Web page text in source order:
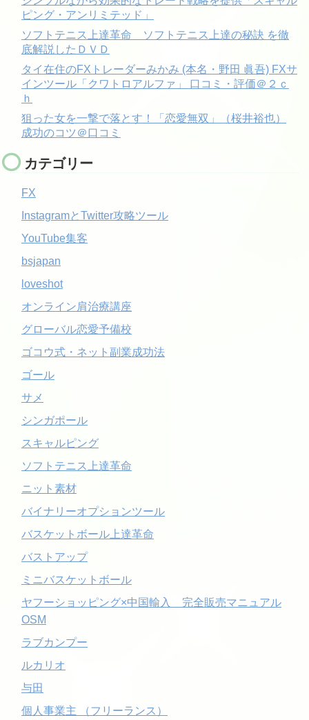
ピング・アンリミテッド」
ソフトテニス上達革命 ソフトテニス上達の秘訣 を徹
底解説したＤＶＤ
タイ在住のFXトレーダーみかみ (本名・野田 眞吾) FXサ
インツール「クワトロアルファ」 口コミ・評価＠２ｃ
ｈ
狙った女を一撃で落とす！「恋愛無双」（桜井裕也）
成功のコツ＠口コミ
カテゴリー
FX
InstagramとTwitter攻略ツール
YouTube集客
bsjapan
loveshot
オンライン肩治療講座
グローバル恋愛予備校
ゴコウ式・ネット副業成功法
ゴール
サメ
シンガポール
スキャルピング
ソフトテニス上達革命
ニット素材
バイナリーオプションツール
バスケットボール上達革命
バストアップ
ミニバスケットボール
ヤフーショッピング×中国輸入 完全販売マニュアル
OSM
ラブカンプー
ルカリオ
与田
個人事業主 （フリーランス）